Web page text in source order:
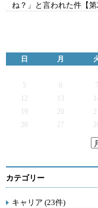
ね？」と言われた件【第
日 月
5
6 7
12
13
19
20 21
26
27 28
カテゴリー
キャリア (23件)